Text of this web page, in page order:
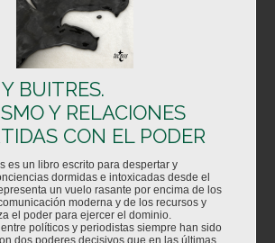
BUITRES.
Y RELACIONES
CON EL PODER
es un libro escrito para despertar y
dormidas e intoxicadas desde el
un vuelo rasante por encima de los
moderna y de los recursos y
el poder para ejercer el dominio.
políticos y periodistas siempre han sido
dos poderes decisivos que en las últimas